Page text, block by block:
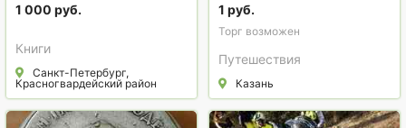
российского
1 000 руб.
Книги
Санкт-Петербург,
Красногвардейский район
1 руб.
Торг возможен
Путешествия
Казань